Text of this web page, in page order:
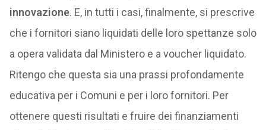
innovazione. E, in tutti i casi, finalmente, si prescrive
che i fornitori siano liquidati delle loro spettanze solo
a opera validata dal Ministero e a voucher liquidato.
Ritengo che questa sia una prassi profondamente
educativa per i Comuni e per i loro fornitori. Per
ottenere questi risultati e fruire dei finanziamenti